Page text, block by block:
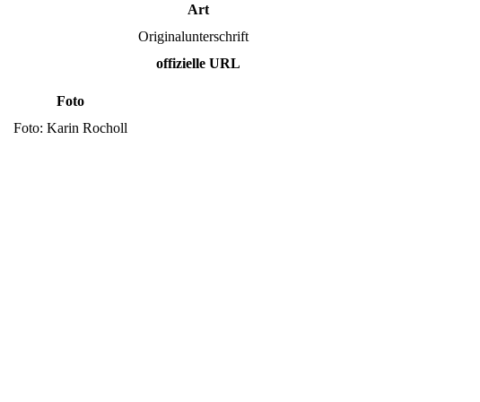
Art
Originalunterschrift
offizielle URL
Foto
Foto: Karin Rocholl